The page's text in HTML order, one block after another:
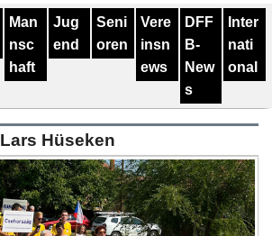
Man
nsc
haft
Jug
end
Seni
oren
Vere
insn
ews
DFF
B-
New
s
Inter
nati
onal
Lars Hüseken